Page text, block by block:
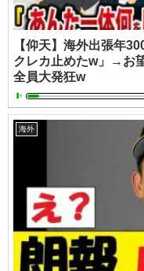
【仰天】海外出張年
クレカ止めたw」→お
全員大発狂w
海外